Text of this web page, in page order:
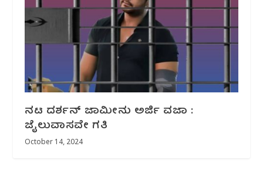
ನಟ ದರ್ಶನ್‌‌ ಜಾಮೀನು ಅರ್ಜಿ ವಜಾ :
ಜೈಲುವಾಸವೇ ಗತಿ
October 14, 2024